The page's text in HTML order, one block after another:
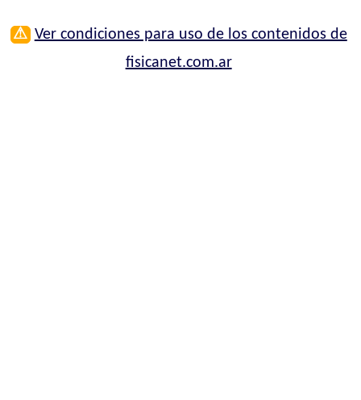
⚠ Ver condiciones para uso de los contenidos de
fisicanet.com.ar